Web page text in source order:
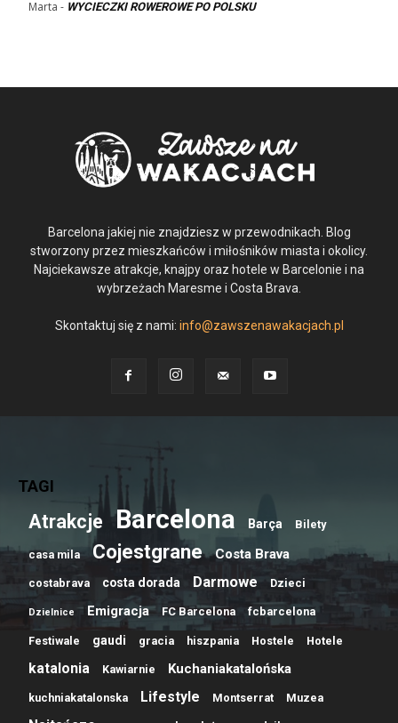
Marta - WYCIECZKI ROWEROWE PO POLSKU
Barcelona jakiej nie znajdziesz w przewodnikach. Blog
stworzony przez mieszkańców i miłośników miasta i okolicy.
Najciekawsze atrakcje, knajpy oraz hotele w Barcelonie i na
wybrzeżach Maresme i Costa Brava.
Skontaktuj się z nami: info@zawszenawakacjach.pl
TAGI
Atrakcje Barcelona Barça Bilety
casa mila Cojestgrane Costa Brava
costabrava costa dorada Darmowe Dzieci
Dzielnice Emigracja FC Barcelona fcbarcelona
Festiwale gaudi gracia hiszpania Hostele Hotele
katalonia Kawiarnie Kuchaniakatalońska
kuchniakatalonska Lifestyle Montserrat Muzea